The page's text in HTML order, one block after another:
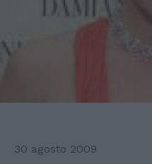
30 agosto 2009